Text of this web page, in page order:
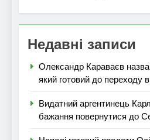
Недавні записи
Олександр Караваєв
який готовий до переходу
Видатний аргентинець
бажання повернутися до